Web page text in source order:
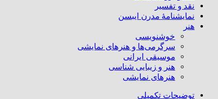
نقد و تفسیر
نمایشنامۀ مدرن ایبسن
هنر
خوشنویسی
سرگرمی‌ها و هنرهای نمایشی
موسیقی ایرانی
هنر و زیبایی شناسی
هنر‌های نمایشی
توضیحات تکمیلی